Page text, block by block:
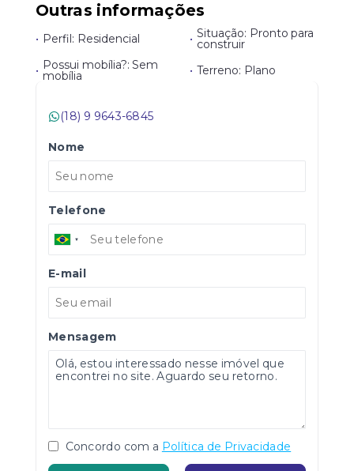
Outras informações
• Perfil: Residencial • Situação: Pronto para
construir
• Possui mobília?: Sem
mobília • Terreno: Plano
(18) 9 9643-6845
Nome
Telefone
E-mail
Mensagem
Concordo com a Política de Privacidade